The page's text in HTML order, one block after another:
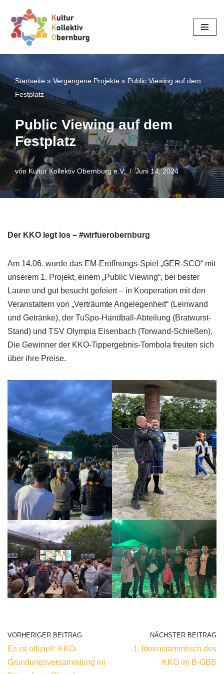
Zum
Inhalt
springen
Startseite » Vergangene Projekte » Public Viewing auf dem
Festplatz
Public Viewing auf dem
Festplatz
von Kultur Kollektiv Obernburg e.V. Juni 14, 2024
Der KKO legt los – #wirfuerobernburg
Am 14.06. wurde das EM-Eröffnungs-Spiel „GER-SCO“ mit
unserem 1. Projekt, einem „Public Viewing“, bei bester
Laune und gut besucht gefeiert – in Kooperation mit den
Veranstaltern von „Verträumte Angelegenheit“ (Leinwand
und Getränke), der TuSpo-Handball-Abteilung (Bratwurst-
Stand) und TSV Olympia Eisenbach (Torwand-Schießen).
Die Gewinner der KKO-Tippergebnis-Tombola freuten sich
über ihre Preise.
VORHERIGER BEITRAG
Es ist offiziell: KKO-
Gründungsversammlung im
NÄCHSTER BEITRAG
1. Ideenstammtisch des
KKO im B-OBB